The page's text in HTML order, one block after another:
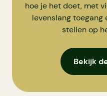
hoe je het doet, met
levenslang toegang
stellen op
Bekijk